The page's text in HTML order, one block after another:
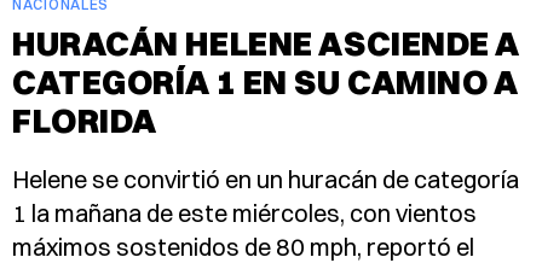
NACIONALES
HURACÁN HELENE ASCIENDE A
CATEGORÍA 1 EN SU CAMINO A
FLORIDA
Helene se convirtió en un huracán de categoría
1 la mañana de este miércoles, con vientos
máximos sostenidos de 80 mph, reportó el